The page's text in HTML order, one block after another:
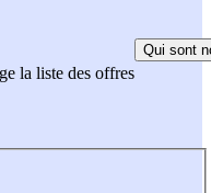
la liste des offres
Qui sont